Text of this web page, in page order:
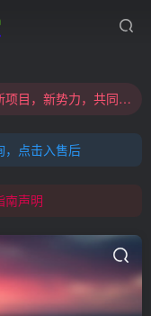
村长黑科技欢迎您！！！全网更新：新项目，新势力，共同发展
村长黑科技欢迎您！！！全网更新：新项目，新势力，共同发展
，点击入售后
南声明